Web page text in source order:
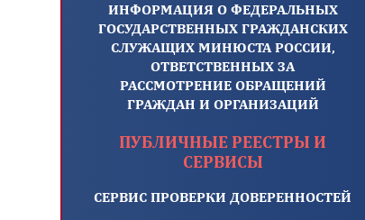
ИНФОРМАЦИЯ О ФЕДЕРАЛЬНЫХ
ГОСУДАРСТВЕННЫХ ГРАЖДАНСКИХ
СЛУЖАЩИХ МИНЮСТА РОССИИ,
ОТВЕТСТВЕННЫХ ЗА
РАССМОТРЕНИЕ ОБРАЩЕНИЙ
ГРАЖДАН И ОРГАНИЗАЦИЙ
ПУБЛИЧНЫЕ РЕЕСТРЫ И
СЕРВИСЫ
СЕРВИС ПРОВЕРКИ ДОВЕРЕННОСТЕЙ